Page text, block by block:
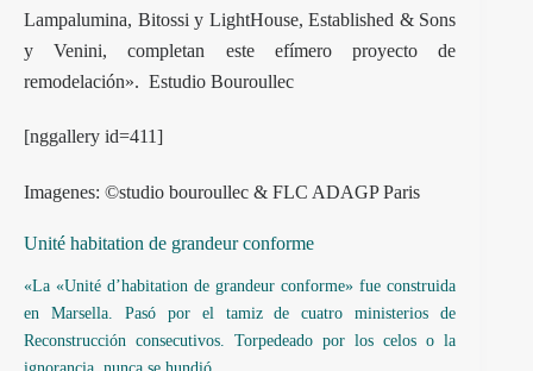
Lampalumina, Bitossi y LightHouse, Established & Sons
y Venini, completan este efímero proyecto de
remodelación». Estudio Bouroullec
[nggallery id=411]
Imagenes: ©studio bouroullec & FLC ADAGP Paris
Unité habitation de grandeur conforme
«La «Unité d’habitation de grandeur conforme» fue construida
en Marsella. Pasó por el tamiz de cuatro ministerios de
Reconstrucción consecutivos. Torpedeado por los celos o la
ignorancia, nunca se hundió.